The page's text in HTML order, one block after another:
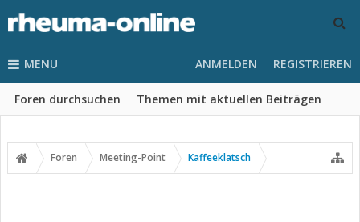
MENU
Foren durchsuchen Themen mit aktuellen Beiträgen
ANMELDEN REGISTRIEREN
Foren Meeting-Point Kaffeeklatsch